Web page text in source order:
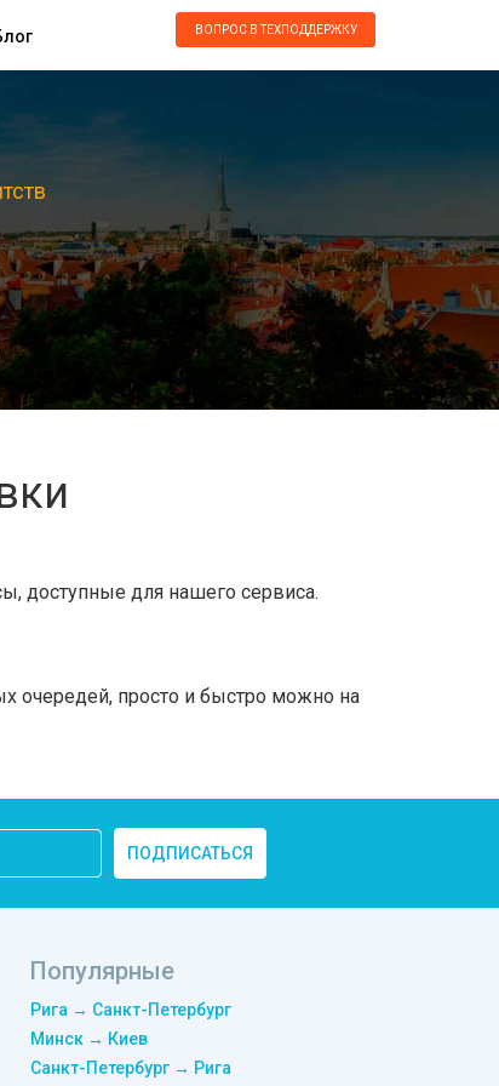
ВОПРОС В ТЕХПОДДЕРЖКУ
доступные для нашего сервиса.
очередей, просто и быстро можно на
ПОДПИСАТЬСЯ
Популярные
Рига → Санкт-Петербург
Минск → Киев
Санкт-Петербург → Рига